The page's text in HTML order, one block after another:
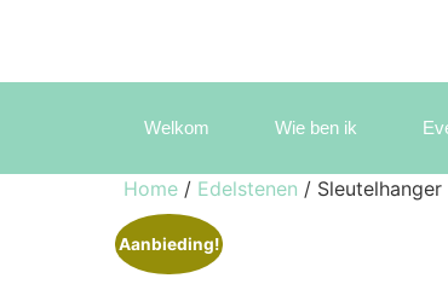
Welkom Wie ben ik
Home / Edelstenen /
Aanbieding!